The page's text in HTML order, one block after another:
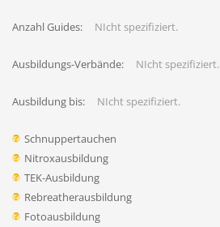
Anzahl Guides: NIcht spezifiziert.
Ausbildungs-Verbände: NIcht spezifiziert.
Ausbildung bis: NIcht spezifiziert.
Schnuppertauchen
Nitroxausbildung
TEK-Ausbildung
Rebreatherausbildung
Fotoausbildung